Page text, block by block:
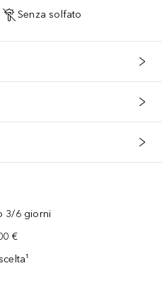
Senza solfato
3/6 giorni
€